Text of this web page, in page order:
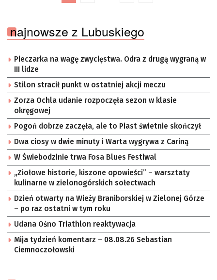
najnowsze z Lubuskiego
Pieczarka na wagę zwycięstwa. Odra z drugą wygraną w
III lidze
Stilon stracił punkt w ostatniej akcji meczu
Zorza Ochla udanie rozpoczęła sezon w klasie
okręgowej
Pogoń dobrze zaczęła, ale to Piast świetnie skończył
Dwa ciosy w dwie minuty i Warta wygrywa z Cariną
W Świebodzinie trwa Fosa Blues Festiwal
„Ziołowe historie, kiszone opowieści” – warsztaty
kulinarne w zielonogórskich sołectwach
Dzień otwarty na Wieży Braniborskiej w Zielonej Górze
– po raz ostatni w tym roku
Udana Ośno Triathlon reaktywacja
Mija tydzień komentarz – 08.08.26 Sebastian
Ciemnoczołowski